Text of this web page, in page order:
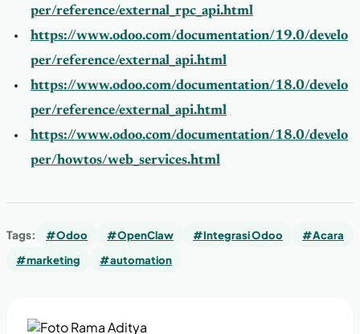
per/reference/external_rpc_api.html
https://www.odoo.com/documentation/19.0/develo
per/reference/external_api.html
https://www.odoo.com/documentation/18.0/develo
per/reference/external_api.html
https://www.odoo.com/documentation/18.0/develo
per/howtos/web_services.html
Tags: #Odoo #OpenClaw #Integrasi Odoo
#Acara
#marketing
#automation